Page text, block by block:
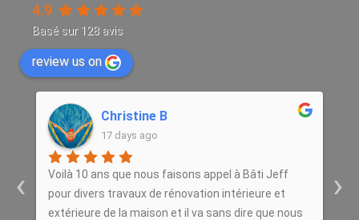
4.9
Basé sur 128 avis
review us on
gregory renard
25 days ago
Entreprise très sérieuse et très professionnelle,
répond toujours présente et trouve des solutions
durables, je recommande cette entreprise les yeux
‹ ›